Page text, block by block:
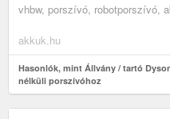
vhbw, porszívó, robotporszívó,
akkuk.hu
Hasonlók, mint Állvány / tartó
nélküli porszívóhoz